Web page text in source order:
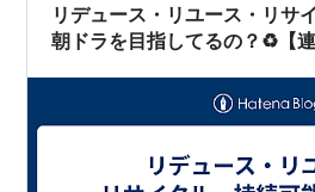
リデュース・リユース・リサ
朝ドラを目指してるの？♻【